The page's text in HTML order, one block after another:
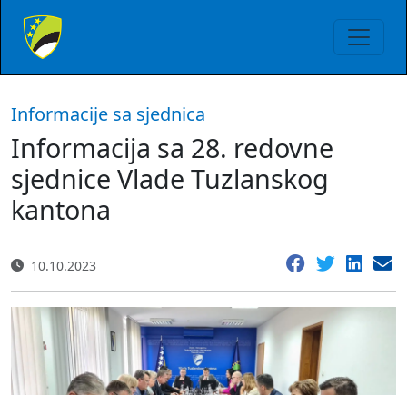
Informacije sa sjednica
Informacija sa 28. redovne
sjednice Vlade Tuzlanskog
kantona
10.10.2023